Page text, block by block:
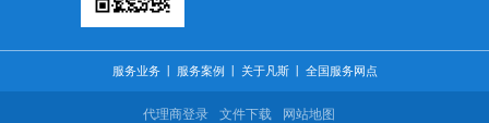
服务业务 丨 服务案例 丨 关于凡斯 丨 全国服务网点
代理商登录 文件下载 网站地图